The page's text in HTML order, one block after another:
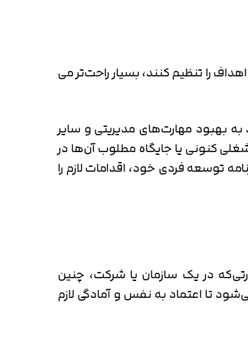
را تنظیم کنند، بسیار راحت‌تر می
بهبود مهارت‌های مدیریتی و سایر
کنونی یا جایگاه مطلوب آن‌ها در
توسعه فردی خود، اقدامات لازم را
در یک سازمان یا شرکت، چنین
تا اعتماد به نفس و آمادگی لازم